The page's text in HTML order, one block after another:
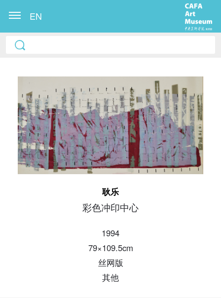
EN
耿乐
彩色冲印中心
1994
79×109.5cm
丝网版
其他
快捷登录 帐号密码登录
手机号码将作为您的登录账号